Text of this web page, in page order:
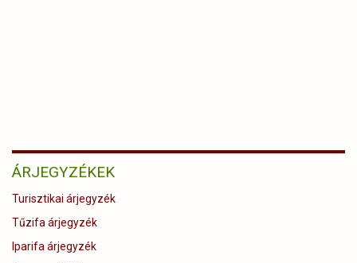
ÁRJEGYZÉKEK
Turisztikai árjegyzék
Tűzifa árjegyzék
Iparifa árjegyzék